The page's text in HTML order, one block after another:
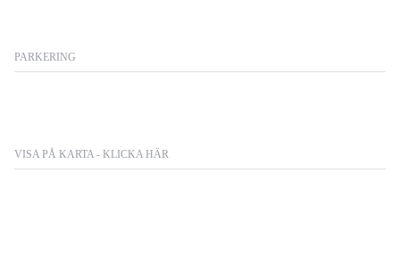
PARKERING
VISA PÅ KARTA - KLICKA HÄR